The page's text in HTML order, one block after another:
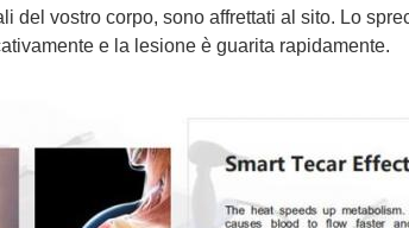
del vostro corpo, sono affrettati al sito. Lo
e la lesione è guarita rapidamente.